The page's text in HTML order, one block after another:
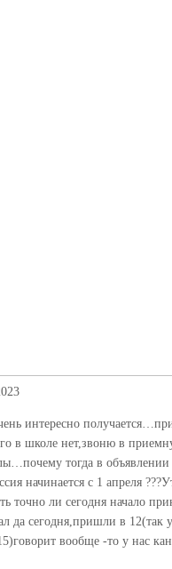
интересно
в школе нет,звоню в
тогда в объявлении
начинается с 1 апреля
точно ли сегодня начало
да сегодня,пришли в 12(так
вообще -то у нас